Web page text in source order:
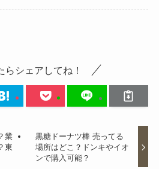
激辛マニア 販売中止の理由は？辛
らシェアしてね！
業
東
黒糖ドーナツ棒 売ってる
場所はどこ？ドンキやイオ
ンで購入可能？